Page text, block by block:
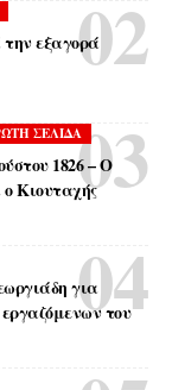
εξαγορά
ΣΕΛΙΔΑ
1826 – Ο
Κιουταχής
για
του